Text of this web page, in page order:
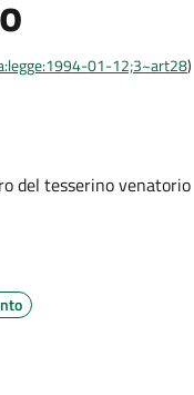
01-12;3~art28)
del tesserino venatorio